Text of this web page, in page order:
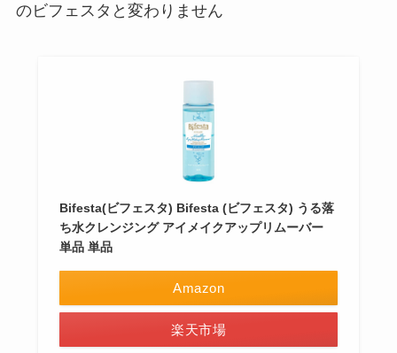
のビフェスタと変わりません
Bifesta(ビフェスタ) Bifesta (ビフェスタ) うる落
ち水クレンジング アイメイクアップリムーバー
単品 単品
Amazon
楽天市場